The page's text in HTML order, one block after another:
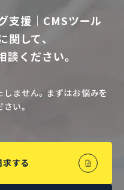
支援｜CMSツール
関して、
談ください。
ません。まずはお悩みを
い。
求する